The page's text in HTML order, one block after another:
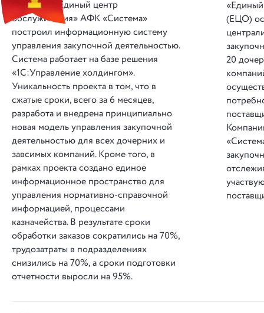
«Единый центр
обслуживания» АФК «Система»
построил информационную систему
управления закупочной деятельностью.
Система работает на базе решения
«1С:Управление холдингом».
Уникальность проекта в том, что в
сжатые сроки, всего за 6 месяцев,
разработа и внедрена принципиально
новая модель управления закупочной
деятельностью для всех дочерних и
завсимых компаний. Кроме того, в
рамках проекта создано единое
информационное пространство для
управления нормативно-справочной
информацией, процессами
казначейства. В результате сроки
обработки заказов сократились на 70%,
трудозатраты в подразделениях
снизились на 70%, а сроки подготовки
отчетности выросли на 95%.
(ЕЦО)
20